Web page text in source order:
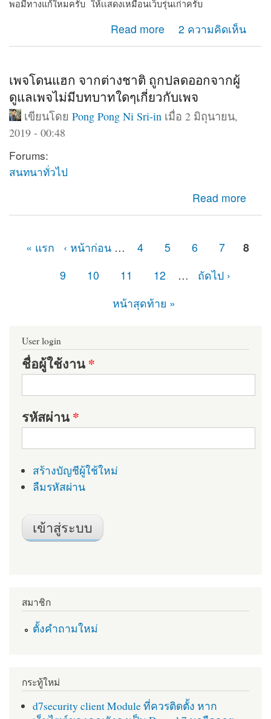
พอมีทางแก้ใหมครับ ให้เเสดงเหมือนเว็บรุ่นเก่าครับ
Read more
about Web shows on computer only 2 ความคิดเห็น
เพจโดนแฮก จากต่างชาติ ถูกปลดออกจากผู้
ดูแลเพจไม่มีบทบาทใดๆเกี่ยวกับเพจ
เขียนโดย Pong Pong Ni Sri-in เมื่อ 2 มิถุนายน,
2019 - 00:48
Forums:
สนทนาทั่วไป
Read more
about เพจโดนแฮก จากต่างชาติ ถูกปลดออกจากผู้ดูแลเพจ
ไม่มีบทบาทใดๆเกี่ยวกับเพจ
« แรก ‹ หน้าก่อน … 4 5 6 7
8
9
10 11 12 …
ถัดไป ›
หน้าสุดท้าย »
User login
ชื่อผู้ใช้งาน*
รหัสผ่าน*
สร้างบัญชีผู้ใช้ใหม่
ลืมรหัสผ่าน
สมาชิก
ตั้งคำถามใหม่
กระทู้ใหม่
d7security client Module ที่ควรติดตั้ง หาก